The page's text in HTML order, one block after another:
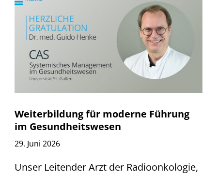
Weiterbildung für moderne Führung
im Gesundheitswesen
29. Juni 2026
Unser Leitender Arzt der Radioonkologie,